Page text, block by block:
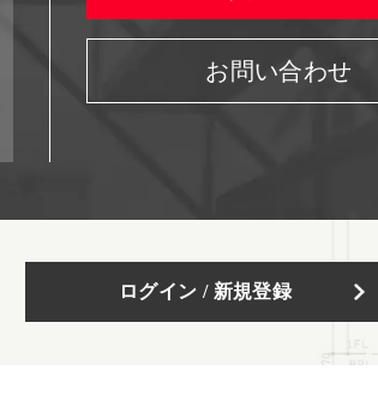
お問い合わせ
ログイン / 新規登録